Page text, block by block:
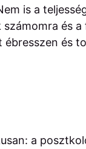
is a
számomra és
ébresszen és
a